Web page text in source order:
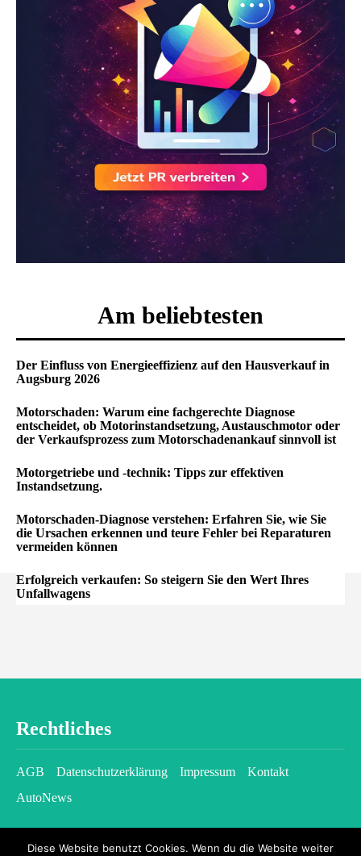
Am beliebtesten
Der Einfluss von Energieeffizienz auf den Hausverkauf in
Augsburg 2026
Motorschaden: Warum eine fachgerechte Diagnose
entscheidet, ob Motorinstandsetzung, Austauschmotor oder
der Verkaufsprozess zum Motorschadenankauf sinnvoll ist
Motorgetriebe und -technik: Tipps zur effektiven
Instandsetzung.
Motorschaden-Diagnose verstehen: Erfahren Sie, wie Sie
die Ursachen erkennen und teure Fehler bei Reparaturen
vermeiden können
Erfolgreich verkaufen: So steigern Sie den Wert Ihres
Unfallwagens
Rechtliches
AGB Datenschutzerklärung Impressum
Kontakt
AutoNews
Diese Website benutzt Cookies. Wenn du die Website weiter